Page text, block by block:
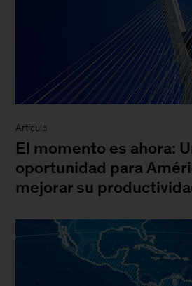
Artículo
El momento es ahora:
oportunidad para
mejorar su